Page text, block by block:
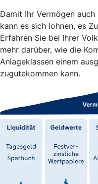
Damit Ihr Vermögen
kann es sich lohnen, es
Erfahren Sie bei Ihrer
mehr darüber, wie die
Anlageklassen einem
zugutekommen kann.